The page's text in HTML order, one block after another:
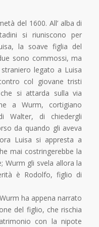
del 1600. All’ alba di
si riuniscono per
la soave figlia del
sono commossi, ma
legato a Luisa
col giovane tristi
si attarda sulla via
a Wurm, cortigiano
Walter, di chiedergli
da quando gli aveva
Luisa si appresta a
mai costringerebbe la
Wurm gli svela allora la
è Rodolfo, figlio di
ha appena narrato
del figlio, che rischia
con la nipote